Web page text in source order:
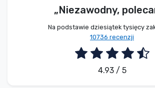
„Niezawodny,
Na podstawie dziesiątek tysięcy
10736 recenzji
4.93 / 5